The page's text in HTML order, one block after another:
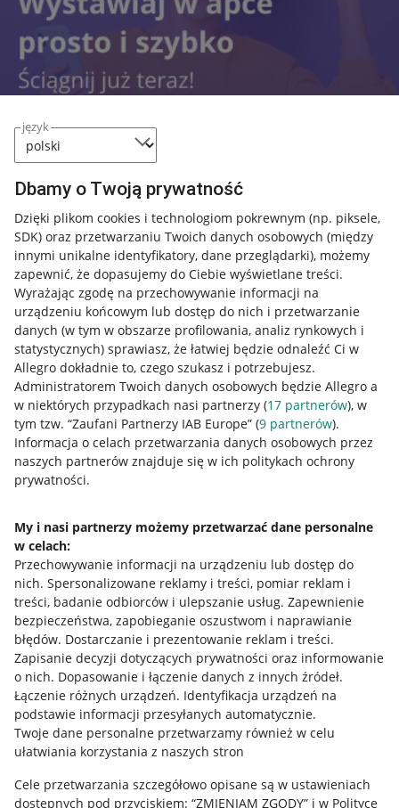
język
Dbamy o Twoją prywatność
Dzięki plikom cookies i technologiom pokrewnym (np. piksele,
SDK) oraz przetwarzaniu Twoich danych osobowych (między
innymi unikalne identyfikatory, dane przeglądarki), możemy
zapewnić, że dopasujemy do Ciebie wyświetlane treści.
Wyrażając zgodę na przechowywanie informacji na
urządzeniu końcowym lub dostęp do nich i przetwarzanie
danych (w tym w obszarze profilowania, analiz rynkowych i
statystycznych) sprawiasz, że łatwiej będzie odnaleźć Ci w
Allegro dokładnie to, czego szukasz i potrzebujesz.
Administratorem Twoich danych osobowych będzie Allegro a
w niektórych przypadkach nasi partnerzy (17 partnerów), w
tym tzw. “Zaufani Partnerzy IAB Europe” (9 partnerów).
Informacja o celach przetwarzania danych osobowych przez
naszych partnerów znajduje się w ich politykach ochrony
prywatności.
My i nasi partnerzy możemy przetwarzać dane personalne
w celach:
Przechowywanie informacji na urządzeniu lub dostęp do
nich. Spersonalizowane reklamy i treści, pomiar reklam i
treści, badanie odbiorców i ulepszanie usług. Zapewnienie
bezpieczeństwa, zapobieganie oszustwom i naprawianie
błędów. Dostarczanie i prezentowanie reklam i treści.
Zapisanie decyzji dotyczących prywatności oraz informowanie
o nich. Dopasowanie i łączenie danych z innych źródeł.
Łączenie różnych urządzeń. Identyfikacja urządzeń na
podstawie informacji przesyłanych automatycznie.
Twoje dane personalne przetwarzamy również w celu
ułatwiania korzystania z naszych stron
Cele przetwarzania szczegółowo opisane są w ustawieniach
dostępnych pod przyciskiem: “ZMIENIAM ZGODY” i w Polityce
Przydatne informacje
Jak to działa
Napisz do nas
Allegro Gadane dla sprzedających
Allegro Gadane dla kupujących
Mapa miejscowości
Informacje prawne
Regulamin
Ustawienia plików "cookies"
Udostępnianie lokalizacji
Informacje dla Aktu o Usługach Cyfrowych
Pobierz aplikację